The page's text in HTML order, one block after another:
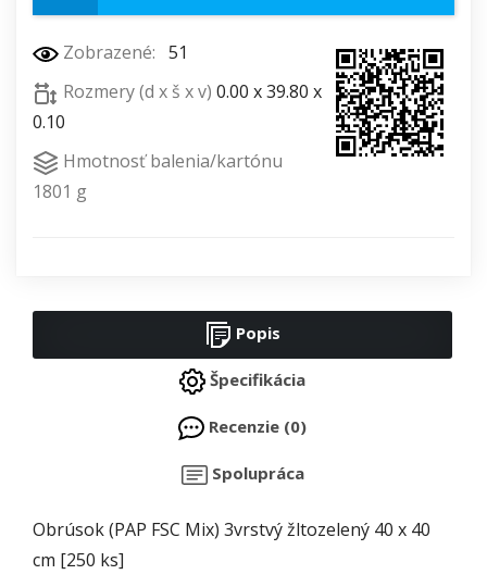
Zobrazené: 51
Rozmery (d x š x v) 0.00 x 39.80 x
0.10
Hmotnosť balenia/kartónu
1801 g
Popis
Špecifikácia
Recenzie (0)
Spolupráca
Obrúsok (PAP FSC Mix) 3vrstvý žltozelený 40 x 40
cm [250 ks]